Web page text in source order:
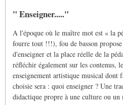
" Enseigner....."
A l'époque où le maître mot est « la
fourre tout !!!), fou de basson
d'enseigner et la place réelle de la
réfléchir également sur les contenus,
enseignement artistique musical dont
choisie sera : quoi enseigner ? Une
didactique propre à une culture ou un